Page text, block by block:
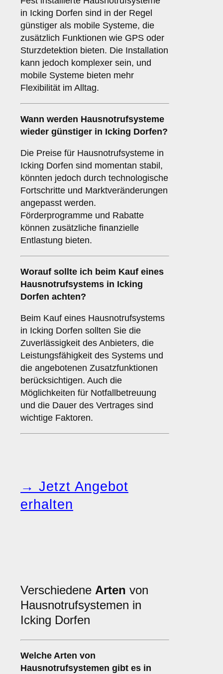
in Icking Dorfen sind in der Regel
günstiger als mobile Systeme, die
zusätzlich Funktionen wie GPS oder
Sturzdetektion bieten. Die Installation
kann jedoch komplexer sein, und
mobile Systeme bieten mehr
Flexibilität im Alltag.
Wann werden Hausnotrufsysteme
wieder günstiger in Icking Dorfen?
Die Preise für Hausnotrufsysteme in
Icking Dorfen sind momentan stabil,
könnten jedoch durch technologische
Fortschritte und Marktveränderungen
angepasst werden.
Förderprogramme und Rabatte
können zusätzliche finanzielle
Entlastung bieten.
Worauf sollte ich beim Kauf eines
Hausnotrufsystems in Icking
Dorfen achten?
Beim Kauf eines Hausnotrufsystems
in Icking Dorfen sollten Sie die
Zuverlässigkeit des Anbieters, die
Leistungsfähigkeit des Systems und
die angebotenen Zusatzfunktionen
berücksichtigen. Auch die
Möglichkeiten für Notfallbetreuung
und die Dauer des Vertrages sind
wichtige Faktoren.
→ Jetzt Angebot
erhalten
Verschiedene Arten von
Hausnotrufsystemen in
Icking Dorfen
Welche Arten von
Hausnotrufsystemen gibt es in